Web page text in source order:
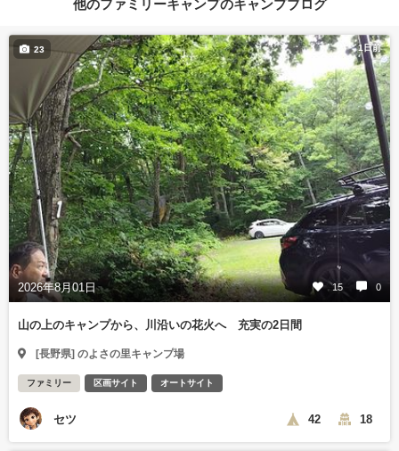
他のファミリーキャンプのキャンプブログ
1日前
2026年8月01日 15 0
23
山の上のキャンプから、川沿いの花火へ 充実の2日間
[長野県] のよさの里キャンプ場
ファミリー 区画サイト オートサイト
セツ 42 18